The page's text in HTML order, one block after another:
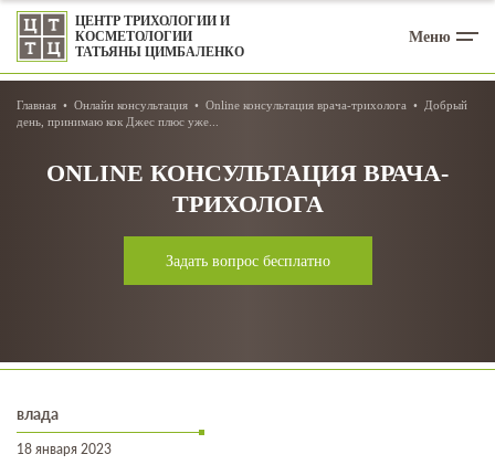
ЦЕНТР ТРИХОЛОГИИ И
КОСМЕТОЛОГИИ
ТАТЬЯНЫ ЦИМБАЛЕНКО
Меню
Главная Онлайн консультация Online консультация врача-трихолога
Добрый
день, принимаю кок Джес плюс уже...
ONLINE КОНСУЛЬТАЦИЯ ВРАЧА-
ТРИХОЛОГА
Задать вопрос бесплатно
влада
18 января 2023